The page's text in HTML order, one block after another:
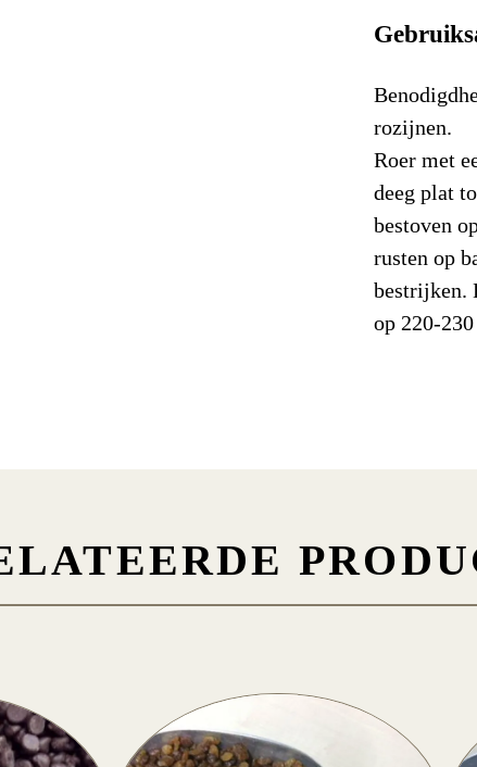
Energie
Energie
Vetten
rozijnen.
Roer met
deeg plat
bestoven
rusten op
bestrijken.
op 220-